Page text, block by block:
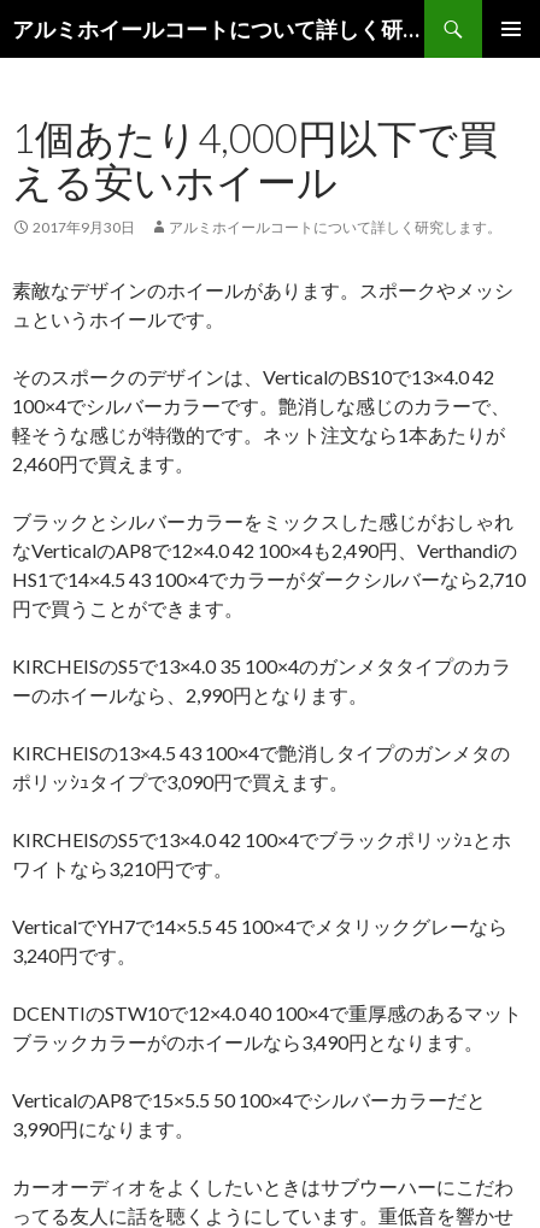
アルミホイールコートについて詳しく研究します。
索
ン
ツ
へ
移
動
1個あたり4,000円以下で買
える安いホイール
2017年9月30日 アルミホイールコートについて詳しく研究します。
素敵なデザインのホイールがあります。スポークやメッシ
ュというホイールです。
そのスポークのデザインは、VerticalのBS10で13×4.0 42
100×4でシルバーカラーです。艶消しな感じのカラーで、
軽そうな感じが特徴的です。ネット注文なら1本あたりが
2,460円で買えます。
ブラックとシルバーカラーをミックスした感じがおしゃれ
なVerticalのAP8で12×4.0 42 100×4も2,490円、Verthandiの
HS1で14×4.5 43 100×4でカラーがダークシルバーなら2,710
円で買うことができます。
KIRCHEISのS5で13×4.0 35 100×4のガンメタタイプのカラ
ーのホイールなら、2,990円となります。
KIRCHEISの13×4.5 43 100×4で艶消しタイプのガンメタの
ポリッｼｭタイプで3,090円で買えます。
KIRCHEISのS5で13×4.0 42 100×4でブラックポリッｼｭとホ
ワイトなら3,210円です。
VerticalでYH7で14×5.5 45 100×4でメタリックグレーなら
3,240円です。
DCENTIのSTW10で12×4.0 40 100×4で重厚感のあるマット
ブラックカラーがのホイールなら3,490円となります。
VerticalのAP8で15×5.5 50 100×4でシルバーカラーだと
3,990円になります。
カーオーディオをよくしたいときはサブウーハーにこだわ
ってる友人に話を聴くようにしています。重低音を響かせ